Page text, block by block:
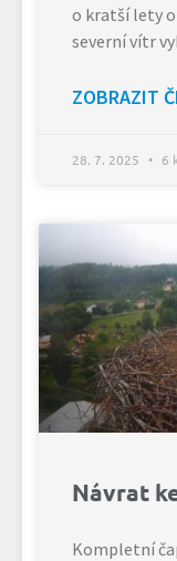
o kratší lety
severní vítr
ZOBRAZIT
28. 7. 2025 6
Návrat
Kompletní